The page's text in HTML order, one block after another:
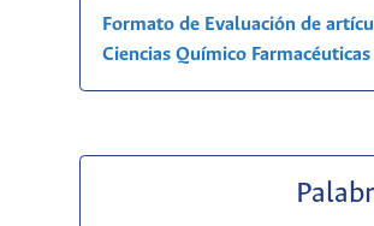
Formato de Evaluación de
Ciencias Químico Farmacéuticas